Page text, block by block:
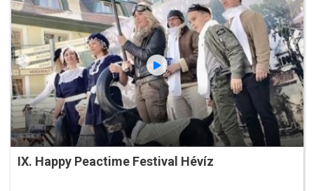
IX. Happy Peactime Festival Hévíz